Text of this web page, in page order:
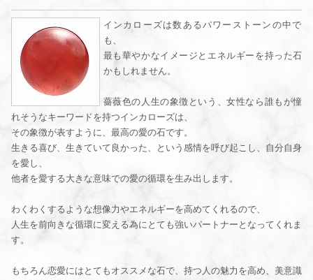
インカローズは数あるパワーストーンの中で
も、
最も華やかなイメージとエネルギーを持った石
かもしれません。
薔薇色の人生の象徴という、女性なら誰もが憧
れそうなキーワードを持つインカローズは、
その象徴が表すように、最高の愛の石です。
生きる喜び、生きていて良かった、という感情を呼び起こし、自分自身
を愛し、
他者を愛する大きな意味での愛の循環を生み出します。
わくわくするような想像力やエネルギーを高めてくれるので、
人生を前向きな循環に変える為にとても強いパートナーとなってくれま
す。
もちろん恋愛にはとてもオススメな石で、持つ人の魅力を高め、美意識